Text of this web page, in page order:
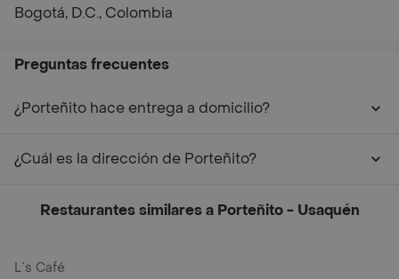
Bogotá, D.C., Colombia
Preguntas frecuentes
¿Porteñito hace entrega a domicilio?
¿Cuál es la dirección de Porteñito?
Restaurantes similares a Porteñito - Usaquén
L´s Café